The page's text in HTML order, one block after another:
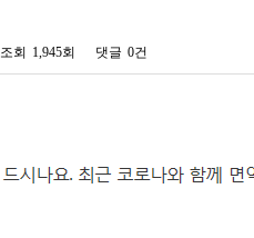
조회 1,945회 댓글 0건